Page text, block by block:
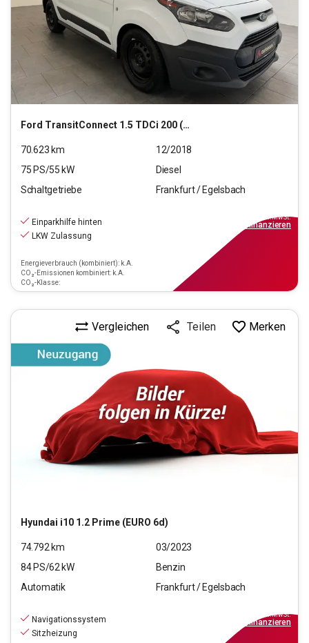
Ford TransitConnect 1.5 TDCi 200 (L1)
70.623 km
12/2018
75 PS/55 kW
Diesel
Schaltgetriebe
Frankfurt / Egelsbach
Einparkhilfe hinten
LKW Zulassung
Energieverbrauch (kombiniert): k.A.
CO₂-Emissionen kombiniert: k.A.
CO₂-Klasse:
inkl.MwSt.
finanzieren
Hyundai i10 1.2 Prime (EURO 6d)
Vergleichen Teilen Merken
74.792km
03/2023
84PS/62kW
Benzin
Automatik
Frankfurt / Egelsbach
Navigationssystem
Sitzheizung
inkl.MwSt.
finanzieren